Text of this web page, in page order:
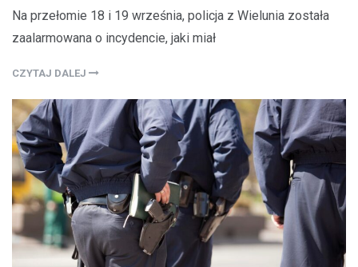
Na przełomie 18 i 19 września, policja z Wielunia została
zaalarmowana o incydencie, jaki miał
CZYTAJ DALEJ